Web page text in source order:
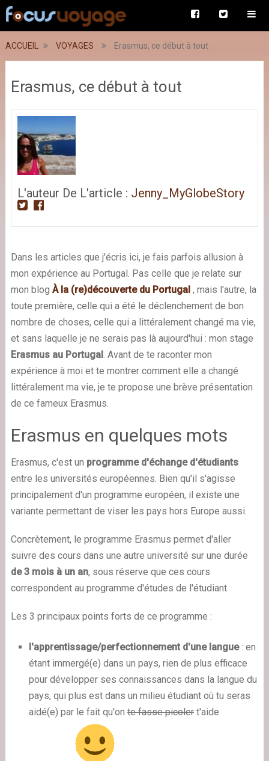
ACCUEIL VOYAGES Erasmus, ce début à tout
Erasmus, ce début à tout
L'auteur De L'article : Jenny_MyGlobeStory
Dans les articles que j'écris ici, je fais parfois allusion à
mon expérience au Portugal. Pas celle que je relate sur
mon blog À la (re)découverte du Portugal , mais l'autre, la
toute première, celle qui a été le déclenchement de bon
nombre de choses, celle qui a littéralement changé ma vie,
et sans laquelle je ne serais pas là aujourd'hui : mon stage
Erasmus au Portugal. Avant de te raconter mon
expérience à moi et te montrer comment elle a changé
littéralement ma vie, je te propose une brève présentation
de ce fameux Erasmus.
Erasmus en quelques mots
Erasmus, c'est un programme d'échange d'étudiants
entre les universités européennes. Bien qu'il s'agisse
principalement d'un programme européen, il existe une
variante permettant de viser les pays hors Europe aussi.
Concrètement, le programme Erasmus permet d'aller
suivre des cours dans une autre université sur une durée
de 3 mois à un an, sous réserve que ces cours
correspondent au programme d'études de l'étudiant.
Les 3 principaux points forts de ce programme :
l'apprentissage/perfectionnement d'une langue: en
étant immergé(e) dans un pays, rien de plus efficace
pour développer ses connaissances dans la langue du
pays, qui plus est dans un milieu étudiant où tu seras
aidé(e) par le fait qu'on te fasse picolert'aide